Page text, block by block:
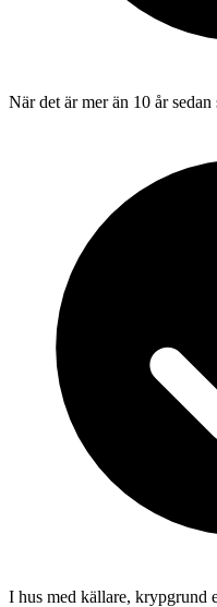
När det är mer än 10 år sedan
I hus med källare, krypgrund